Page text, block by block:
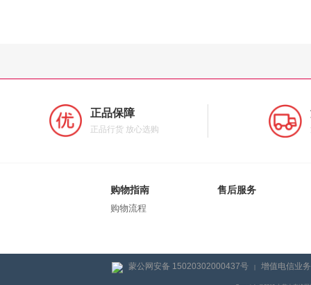
正品保障
正品行货 放心选购
购物指南
购物流程
售后服务
蒙公网安备 15020302000437号 | 增值电信业